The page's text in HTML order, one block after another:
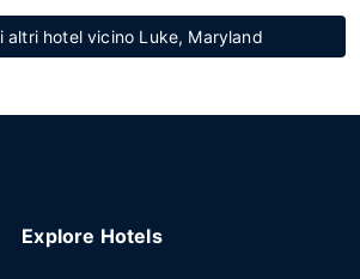
altri hotel vicino Luke, Maryland
Explore Hotels